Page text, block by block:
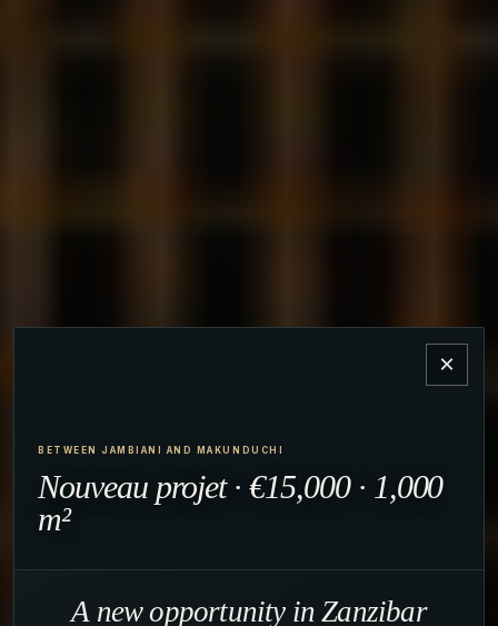
×
BETWEEN JAMBIANI AND MAKUNDUCHI
Nouveau projet · €15,000 · 1,000
m²
A new opportunity in Zanzibar